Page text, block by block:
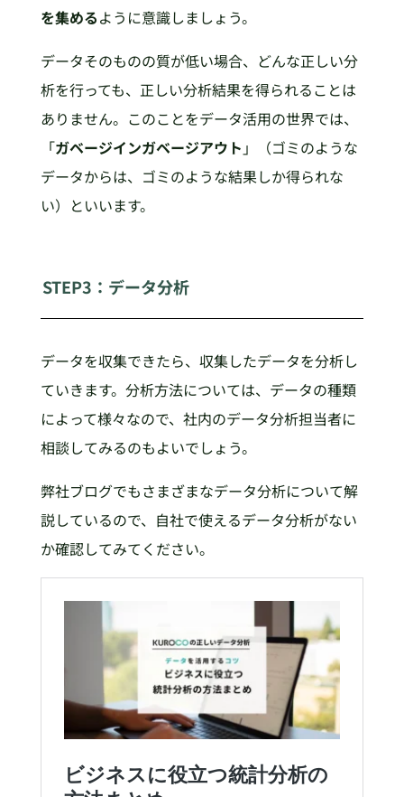
を集めるように意識しましょう。
データそのものの質が低い場合、どんな正しい分
析を行っても、正しい分析結果を得られることは
ありません。このことをデータ活用の世界では、
「ガベージインガベージアウト 」（ゴミのような
データからは、ゴミのような結果しか得られな
い）といいます。
STEP3：データ分析
データを収集できたら、収集したデータを分析し
ていきます。分析方法については、データの種類
によって様々なので、社内のデータ分析担当者に
相談してみるのもよいでしょう。
弊社ブログでもさまざまなデータ分析について解
説しているので、自社で使えるデータ分析がない
か確認してみてください。